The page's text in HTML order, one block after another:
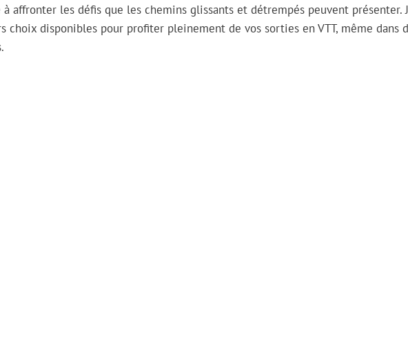
à affronter les défis que les chemins glissants et détrempés peuvent
choix disponibles pour profiter pleinement de vos sorties en VTT, même dans